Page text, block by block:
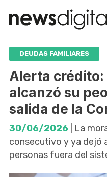
DEUDAS FAMILIARES
Alerta crédito:
alcanzó su
salida de la
30/06/2026 | La
consecutivo y ya dejó
personas fuera del